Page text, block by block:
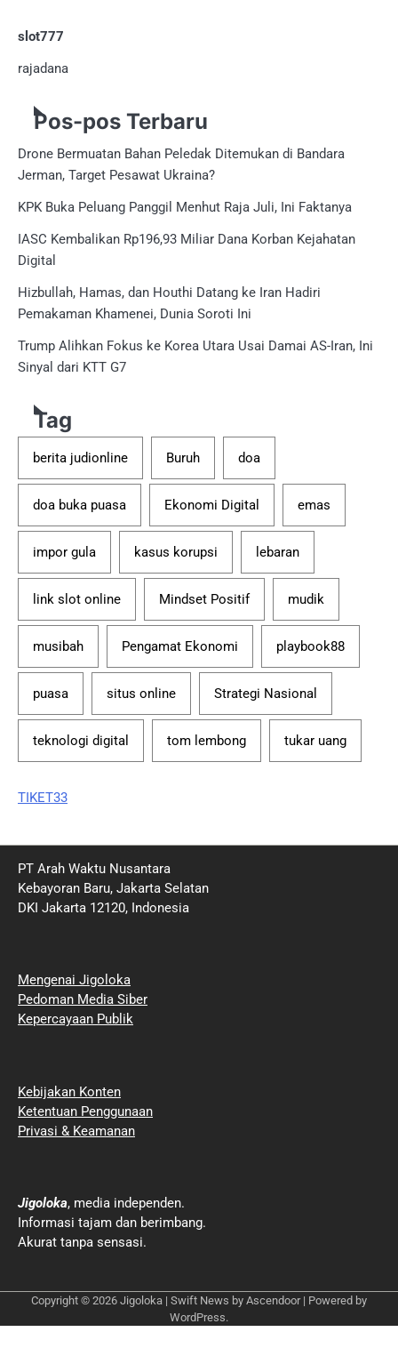
slot777
rajadana
Pos-pos Terbaru
Drone Bermuatan Bahan Peledak Ditemukan di Bandara
Jerman, Target Pesawat Ukraina?
KPK Buka Peluang Panggil Menhut Raja Juli, Ini Faktanya
IASC Kembalikan Rp196,93 Miliar Dana Korban Kejahatan
Digital
Hizbullah, Hamas, dan Houthi Datang ke Iran Hadiri
Pemakaman Khamenei, Dunia Soroti Ini
Trump Alihkan Fokus ke Korea Utara Usai Damai AS-Iran, Ini
Sinyal dari KTT G7
Tag
berita judionline Buruh doa
doa buka puasa Ekonomi Digital emas
impor gula kasus korupsi lebaran
link slot online Mindset Positif mudik
musibah Pengamat Ekonomi playbook88
puasa situs online Strategi Nasional
teknologi digital tom lembong tukar uang
TIKET33
PT Arah Waktu Nusantara
Kebayoran Baru, Jakarta Selatan
DKI Jakarta 12120, Indonesia
Mengenai Jigoloka
Pedoman Media Siber
Kepercayaan Publik
Kebijakan Konten
Ketentuan Penggunaan
Privasi & Keamanan
Jigoloka, media independen.
Informasi tajam dan berimbang.
Akurat tanpa sensasi.
Copyright © 2026 Jigoloka | Swift News by Ascendoor| Powered by
WordPress.